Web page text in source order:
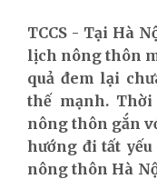
TCCS - Tại Hà
lịch nông thôn
quả đem lại
thế mạnh.
nông thôn gắn
hướng đi tất
nông thôn Hà